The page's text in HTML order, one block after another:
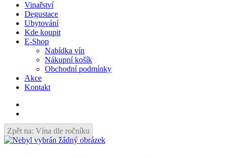
Vinařství
Degustace
Ubytování
Kde koupit
E-Shop
Nabídka vín
Nákupní košík
Obchodní podmínky
Akce
Kontakt
Zpět na: Vína dle ročníku